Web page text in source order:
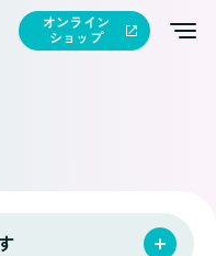
オンライン
ショップ